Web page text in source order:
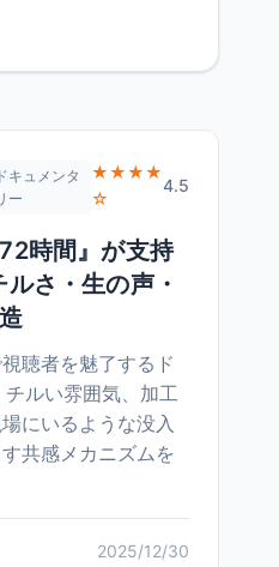
ドキュメンタ
ー
★★★★
☆
4.5
時間』が支持
さ・生の声・
聴者を魅了するド
ルい雰囲気、加工
にいるような没入
共感メカニズムを
2025/12/30